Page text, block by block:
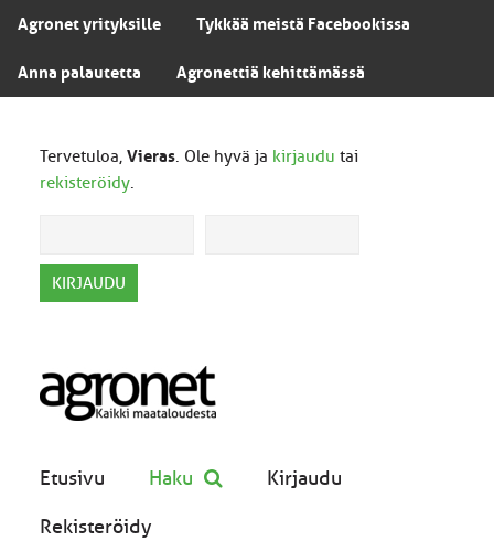
Agronet yrityksille Tykkää meistä Facebookissa
Anna palautetta Agronettiä kehittämässä
Tervetuloa, Vieras. Ole hyvä ja kirjaudu tai
rekisteröidy.
Etusivu Haku Kirjaudu
Rekisteröidy